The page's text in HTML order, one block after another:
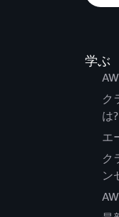
学ぶ
ク
は?
エ
ク
ン